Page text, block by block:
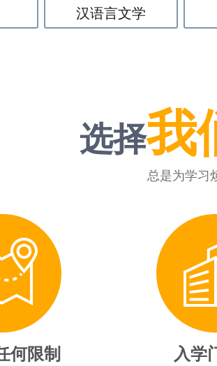
汉语言文学
选择我
总是为学习
何限制 入学